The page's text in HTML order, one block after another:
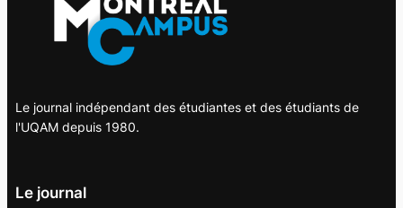
Le journal indépendant des étudiantes et des étudiants de
l'UQAM depuis 1980.
Le journal